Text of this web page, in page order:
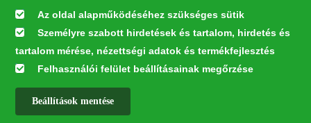
Időpont:szeptember 30. 10.00 - 16.00 óra
Találkozó:Tourinform iroda (Szigliget, Kossuth u. 17.)
Program:madármegfigyelő túra
További információ:Árvai Gábor, 70/264-5919
06 87 531 013
Az oldal alapműködéséhez szükséges sütik
Személyre szabott hirdetések és tartalom, hirdetés és
tartalom mérése, nézettségi adatok és termékfejlesztés
Felhasználói felület beállításainak megőrzése
Beállítások mentése